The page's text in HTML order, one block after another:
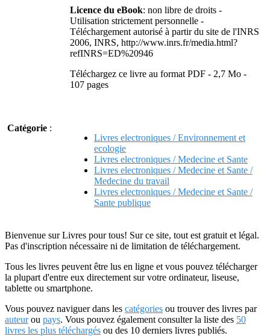
Licence du eBook: non libre de droits -
Utilisation strictement personnelle -
Téléchargement autorisé à partir du site de l'INRS
2006, INRS, http://www.inrs.fr/media.html?
refINRS=ED%20946
Téléchargez ce livre au format PDF - 2,7 Mo -
107 pages
Catégorie :
Livres electroniques / Environnement et
ecologie
Livres electroniques / Medecine et Sante
Livres electroniques / Medecine et Sante /
Medecine du travail
Livres electroniques / Medecine et Sante /
Sante publique
Bienvenue sur Livres pour tous! Sur ce site, tout est gratuit et légal.
Pas d'inscription nécessaire ni de limitation de téléchargement.
Tous les livres peuvent être lus en ligne et vous pouvez télécharger
la plupart d'entre eux directement sur votre ordinateur, liseuse,
tablette ou smartphone.
Vous pouvez naviguer dans les catégories ou trouver des livres par
auteurou pays. Vous pouvez également consulter la liste des 50
livres les plus téléchargés ou des 10 derniers livres publiés.